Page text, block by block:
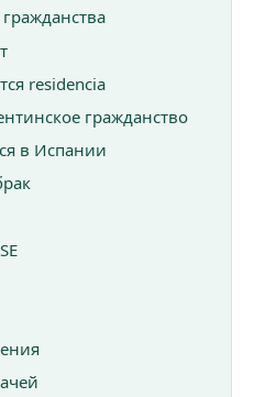
residencia
гражданство
в Испании